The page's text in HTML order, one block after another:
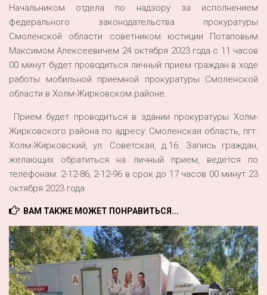
Перепись — 2020
Начальником отдела по надзору за исполнением
федерального законодательства прокуратуры
Смоленской области советником юстиции Потаповым
Максимом Алексеевичем 24 октября 2023 года с 11 часов
00 минут будет проводиться личный прием граждан в ходе
работы мобильной приемной прокуратуры Смоленской
области в Холм-Жирковском районе.
Прием будет проводиться в здании прокуратуры Холм-
Жирковского района по адресу: Смоленская область, пгт.
Холм-Жирковский, ул. Советская, д.16. Запись граждан,
желающих обратиться на личный прием, ведется по
телефонам: 2-12-86, 2-12-96 в срок до 17 часов 00 минут 23
октября 2023 года.
ВАМ ТАКЖЕ МОЖЕТ ПОНРАВИТЬСЯ...